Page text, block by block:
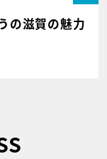
の滋賀の魅力